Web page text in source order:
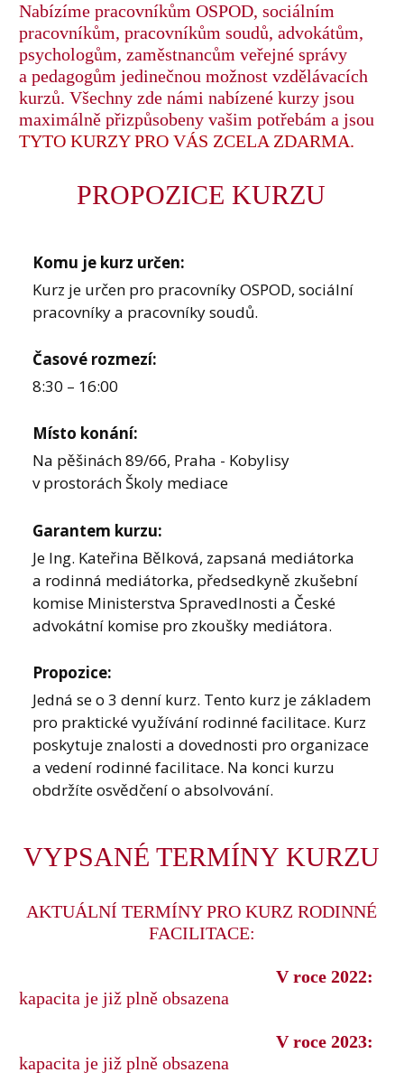
Nabízíme pracovníkům OSPOD, sociálním
pracovníkům, pracovníkům soudů, advokátům,
psychologům, zaměstnancům veřejné správy
a pedagogům jedinečnou možnost vzdělávacích
kurzů. Všechny zde námi nabízené kurzy jsou
maximálně přizpůsobeny vašim potřebám a jsou
TYTO KURZY PRO VÁS ZCELA ZDARMA.
PROPOZICE KURZU
Komu je kurz určen:
Kurz je určen pro pracovníky OSPOD, sociální
pracovníky a pracovníky soudů.
Časové rozmezí:
8:30 – 16:00
Místo konání:
Na pěšinách 89/66, Praha - Kobylisy
v prostorách Školy mediace
Garantem kurzu:
Je Ing. Kateřina Bělková, zapsaná mediátorka
a rodinná mediátorka, předsedkyně zkušební
komise Ministerstva Spravedlnosti a České
advokátní komise pro zkoušky mediátora.
Propozice:
Jedná se o 3 denní kurz. Tento kurz je základem
pro praktické využívání rodinné facilitace. Kurz
poskytuje znalosti a dovednosti pro organizace
a vedení rodinné facilitace. Na konci kurzu
obdržíte osvědčení o absolvování.
VYPSANÉ TERMÍNY KURZU
AKTUÁLNÍ TERMÍNY PRO KURZ RODINNÉ
FACILITACE:
V roce 2022:
kapacita je již plně obsazena
V roce 2023:
kapacita je již plně obsazena